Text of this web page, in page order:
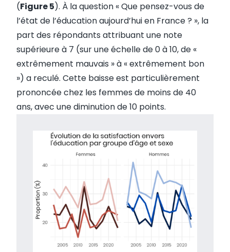
(Figure 5). À la question « Que pensez-vous de
l’état de l’éducation aujourd’hui en France ? », la
part des répondants attribuant une note
supérieure à 7 (sur une échelle de 0 à 10, de «
extrêmement mauvais » à « extrêmement bon
») a reculé. Cette baisse est particulièrement
prononcée chez les femmes de moins de 40
ans, avec une diminution de 10 points.